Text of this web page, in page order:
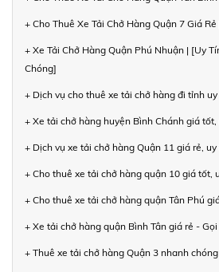
+ Cho Thuê Xe Tải Chở Hàng Quận 7 Giá
+ Xe Tải Chở Hàng Quận Phú Nhuận | [Uy
Chóng]
+ Dịch vụ cho thuê xe tải chở hàng đi tỉnh
+ Xe tải chở hàng huyện Bình Chánh giá
+ Dịch vụ xe tải chở hàng Quận 11 giá rẻ,
+ Cho thuê xe tải chở hàng quận 10 giá tốt,
+ Cho thuê xe tải chở hàng quận Tân Phú
+ Xe tải chở hàng quận Bình Tân giá rẻ -
+ Thuê xe tải chở hàng Quận 3 nhanh